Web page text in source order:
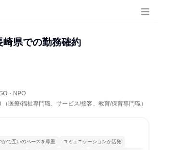
県での勤務確約
・NPO
医療/福祉専門職、サービス/接客、教育/保育専門職）
かで互いのペースを尊重 コミュニケーションが活発